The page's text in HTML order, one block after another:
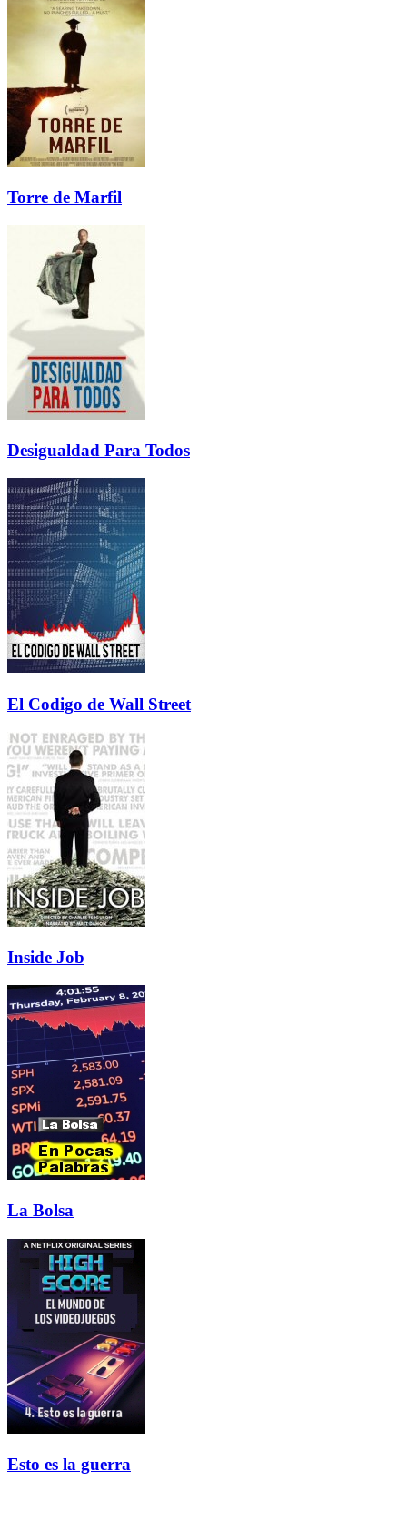
Torre de Marfil
Desigualdad Para Todos
El Codigo de Wall Street
Inside Job
La Bolsa
Esto es la guerra